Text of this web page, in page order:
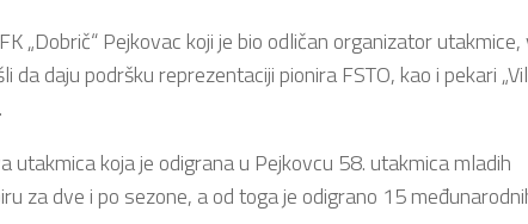
„Dobrič“ Pejkovac koji je bio odličan organizator
da daju podršku reprezentaciji pionira FSTO, kao i pekari
utakmica koja je odigrana u Pejkovcu 58. utakmica mladih
za dve i po sezone, a od toga je odigrano 15